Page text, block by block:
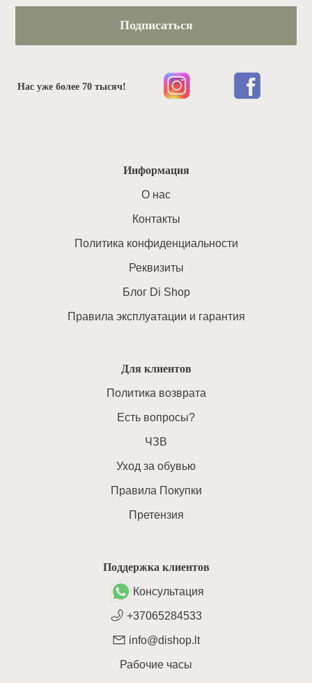
Информация
O нас
Контакты
Политика конфиденциальности
Реквизиты
Блог Di Shop
Правила эксплуатации и гарантия
Для клиентов
Политика возврата
Есть вопросы?
ЧЗВ
Уход за обувью
Правила Покупки
Претензия
Поддержка клиентов
Консультация
+37065284533
info@dishop.lt
Рабочие часы
Подписаться
Нас уже более 70 тысяч!